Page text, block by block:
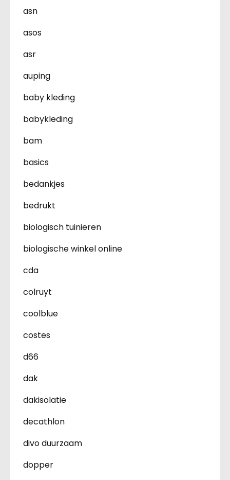
asn
asos
asr
auping
baby kleding
babykleding
bam
basics
bedankjes
bedrukt
biologisch tuinieren
biologische winkel online
cda
colruyt
coolblue
costes
d66
dak
dakisolatie
decathlon
divo duurzaam
dopper